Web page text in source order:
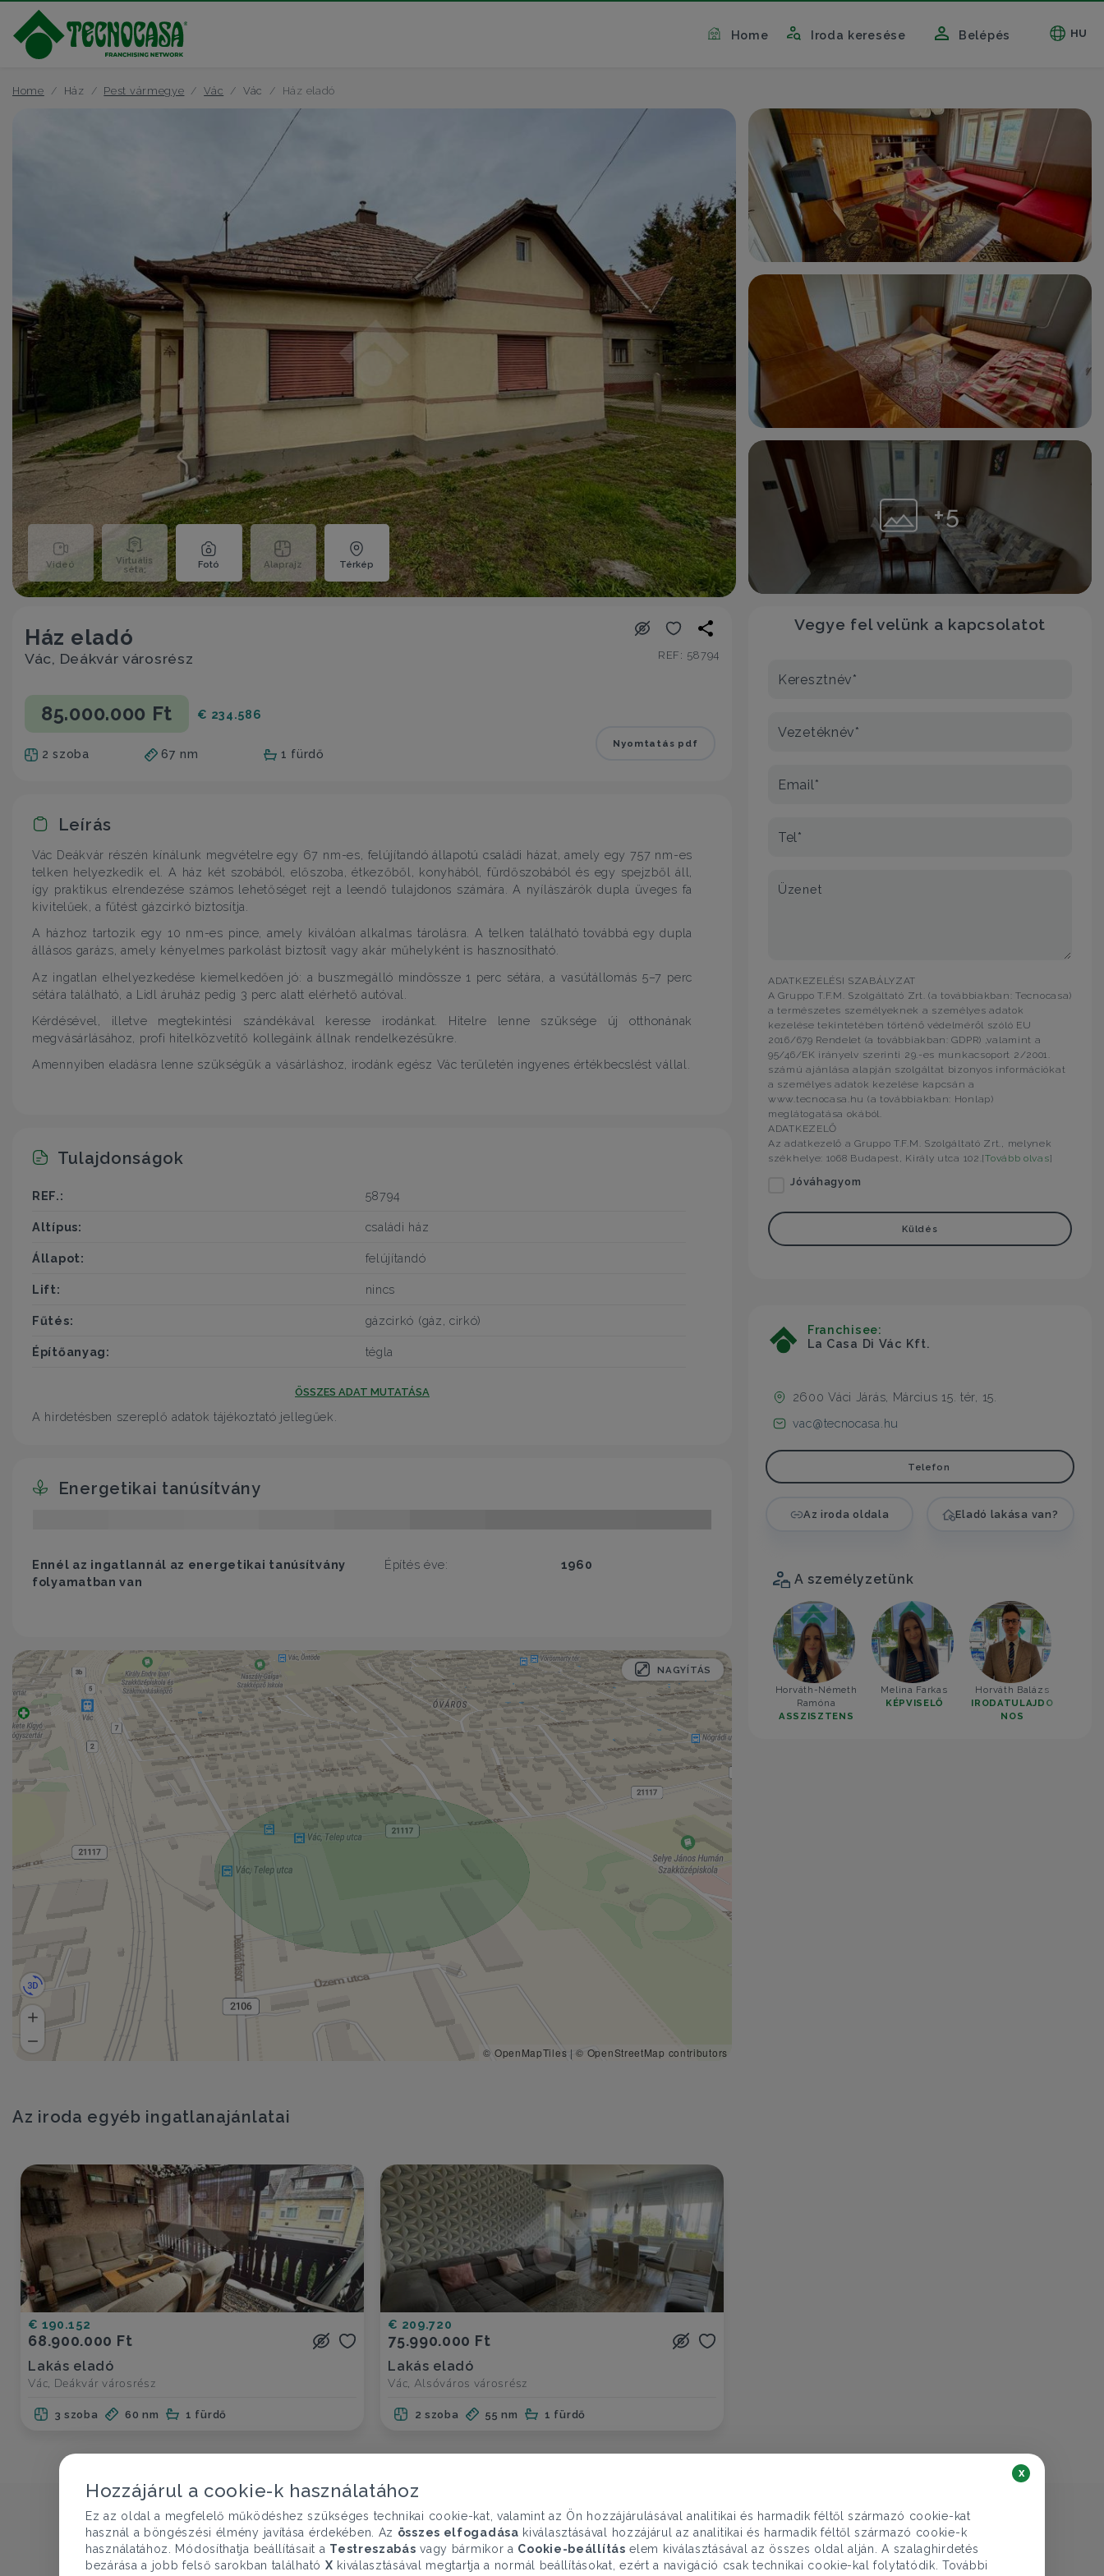
Home Iroda keresése Belépés HU
Home Ház Pest vármegye Vác Vác Ház eladó
Videó Virtuális
séta; Fotó Alaprajz Térkép
+5
Ház eladó
Vác, Deákvár városrész REF: 58794
85.000.000 Ft € 234.586
2 szoba 67 nm 1 fürdő
Nyomtatás pdf
Leírás
Vác Deákvár részén kínálunk megvételre egy 67 nm-es, felújítandó állapotú családi házat, amely egy 757 nm-es
telken helyezkedik el. A ház két szobából, előszoba, étkezőből, konyhából, fürdőszobából és egy spejzből áll,
így praktikus elrendezése számos lehetőséget rejt a leendő tulajdonos számára. A nyílászárók dupla üveges fa
kivitelűek, a fűtést gázcirkó biztosítja.
A házhoz tartozik egy 10 nm-es pince, amely kiválóan alkalmas tárolásra. A telken található továbbá egy dupla
állásos garázs, amely kényelmes parkolást biztosít vagy akár műhelyként is hasznosítható.
Az ingatlan elhelyezkedése kiemelkedően jó: a buszmegálló mindössze 1 perc sétára, a vasútállomás 5–7 perc
sétára található, a Lidl áruház pedig 3 perc alatt elérhető autóval.
Kérdésével, illetve megtekintési szándékával keresse irodánkat. Hitelre lenne szüksége új otthonának
megvásárlásához, profi hitelközvetítő kollegáink állnak rendelkezésükre.
Amennyiben eladásra lenne szükségük a vásárláshoz, irodánk egész Vác területén ingyenes értékbecslést vállal.
Tulajdonságok
REF.: 58794
Altípus: családi ház
Állapot: felújítandó
Lift: nincs
Fűtés: gázcirkó (gáz, cirkó)
Építőanyag: tégla
ÖSSZES ADAT MUTATÁSA
A hirdetésben szereplő adatok tájékoztató jellegűek.
Energetikai tanúsítvány
Ennél az ingatlannál az energetikai tanúsítvány
folyamatban van
Építés éve: 1960
NAGYÍTÁS
© OpenMapTiles |© OpenStreetMap contributors
Az iroda egyéb ingatlanajánlatai
€ 190.152
68.900.000 Ft
Lakás eladó
Vác, Deákvár városrész
3 szoba 60 nm 1 fürdő
€ 209.720
75.990.000 Ft
Lakás eladó
Vác, Alsóváros városrész
2 szoba 55 nm 1 fürdő
Vegye fel velünk a kapcsolatot
Keresztnév*
Vezetéknév*
Email*
Tel*
Üzenet
ADATKEZELÉSI SZABÁLYZAT
A Gruppo T.F.M. Szolgáltató Zrt. (a továbbiakban: Tecnocasa)
a természetes személyeknek a személyes adatok
kezelése tekintetében történő védelméről szóló EU
2016/679 Rendelet (a továbbiakban: GDPR) ,valamint a
95/46/EK irányelv szerinti 29.-es munkacsoport 2/2001.
számú ajánlása alapján szolgáltat bizonyos információkat
a személyes adatok kezelése kapcsán a
www.tecnocasa.hu (a továbbiakban: Honlap)
meglátogatása okából.
ADATKEZELŐ
Az adatkezelő a Gruppo T.F.M. Szolgáltató Zrt., melynek
székhelye: 1068 Budapest, Király utca 102.[Tovább olvas]
Jóváhagyom
Küldés
Franchisee:
La Casa Di Vác Kft.
2600 Váci Járás, Március 15. tér, 15.
vac@tecnocasa.hu
Telefon
Az iroda oldala Eladó lakása van?
A személyzetünk
Horváth-Németh
Ramóna
ASSZISZTENS
Melina Farkas
KÉPVISELŐ
Horváth Balázs
IRODATULAJDO
NOS
Hozzájárul a cookie-k használatához
Ez az oldal a megfelelő működéshez szükséges technikai cookie-kat, valamint az Ön hozzájárulásával analitikai és harmadik féltől származó cookie-kat
használ a böngészési élmény javítása érdekében. Az összes elfogadása kiválasztásával hozzájárul az analitikai és harmadik féltől származó cookie-k
használatához. Módosíthatja beállításait a Testreszabás vagy bármikor a Cookie-beállítás elem kiválasztásával az összes oldal alján. A szalaghirdetés
bezárása a jobb felső sarokban található X kiválasztásával megtartja a normál beállításokat, ezért a navigáció csak technikai cookie-kal folytatódik. További
x